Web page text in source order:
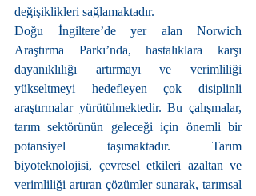
değişiklikleri sağlamaktadır.
Doğu İngiltere’de yer alan Norwich
Araştırma Parkı’nda, hastalıklara karşı
dayanıklılığı artırmayı ve verimliliği
yükseltmeyi hedefleyen çok disiplinli
araştırmalar yürütülmektedir. Bu çalışmalar,
tarım sektörünün geleceği için önemli bir
potansiyel taşımaktadır. Tarım
biyoteknolojisi, çevresel etkileri azaltan ve
verimliliği artıran çözümler sunarak, tarımsal